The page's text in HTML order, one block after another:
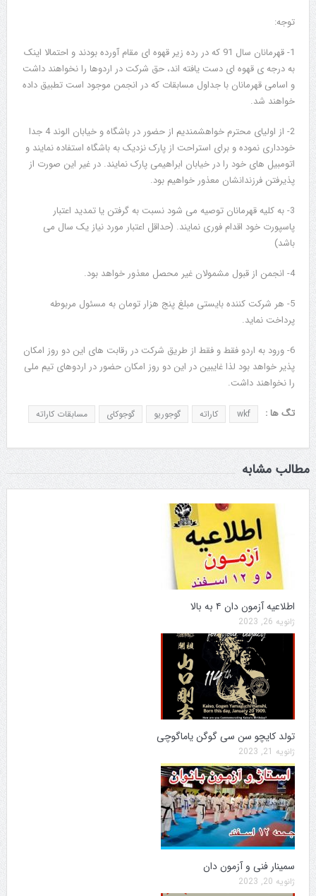
توجه:
1- قهرمانان سال 91 که در رده زیر قهوه ای مقام آورده بودند و احتمالا اینک
به درجه ی قهوه ای دست یافته اند، حق شرکت در اردوها را نخواهند داشت
و اسامی قهرمانان با جداول مسابقات که در انجمن موجود است تطبیق داده
خواهند شد.
2- از اولیای محترم خواهشمندیم از حضور در باشگاه و خیابان الوند 4 جدا
خودداری نموده و برای استراحت از پارک نزدیک به باشگاه استفاده نمایند و
اتومبیل های خود را در خیابان ابراهیمی پارک نمایند. در غیر این صورت از
پذیرفتن فرزندانشان معذور خواهیم بود.
3- به کلیه قهرمانان توصیه می شود نسبت به گرفتن یا تمدید اعتبار
پاسپورت خود اقدام فوری نمایند. (حداقل اعتبار مورد نیاز یک سال می
باشد)
4- انجمن از قبول مشمولان غیر محصل معذور خواهد بود.
5- هر شرکت کننده بایستی مبلغ پنج هزار تومان به مسئول مربوطه
پرداخت نماید.
6- ورود به اردو فقط و فقط از طریق شرکت در رقابت های این دو روز امکان
پذیر خواهد بود لذا غایبین در این دو روز امکان حضور در اردوهای تیم ملی
را نخواهند داشت.
تگ ها : wkf کاراته گوجوریو گوجوکای مسابقات کاراته
مطالب مشابه
اطلاعیه آزمون دان ۴ به بالا
ژانویه 26, 2023
تولد کایچو سن سی گوگن یاماگوچی
ژانویه 21, 2023
سمینار فنی و آزمون دان
ژانویه 20, 2023